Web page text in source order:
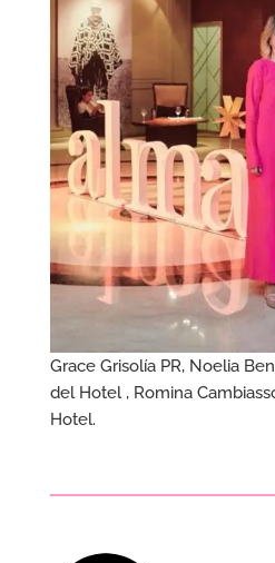
Grace Grisolía PR, Noelia
del Hotel , Romina
Hotel.